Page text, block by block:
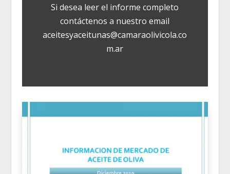
Si desea leer el informe completo
contáctenos a nuestro email
aceitesyaceitunas@camaraolivicola.co
m.ar